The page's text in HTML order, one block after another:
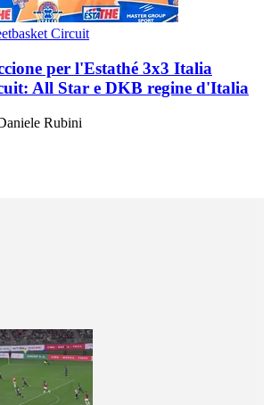
Circuit
per l'Estathé 3x3 Italia
All Star e DKB regine d'Italia
Rubini